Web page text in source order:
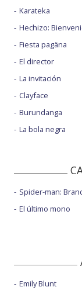
Karateka
Hechizo:
Fiesta pagäna
El director
La invitación
Clayface
Burundanga
La bola negra
Spider-man:
El último mono
Emily Blunt